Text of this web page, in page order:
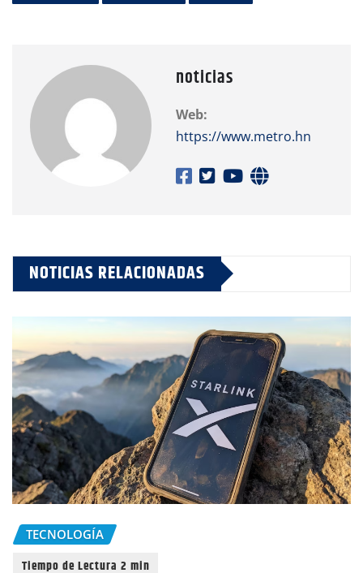
noticias
Web:
https://www.metro.hn
NOTICIAS RELACIONADAS
TECNOLOGÍA